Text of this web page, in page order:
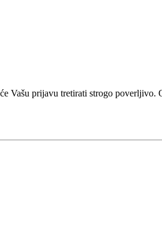
Vašu prijavu tretirati strogo poverljivo.